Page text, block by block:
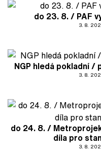
do 23. 8. / PAF
3. 8.
NGP hledá pokladní
3. 8.
do 24. 8. /
díla pro
3. 8.